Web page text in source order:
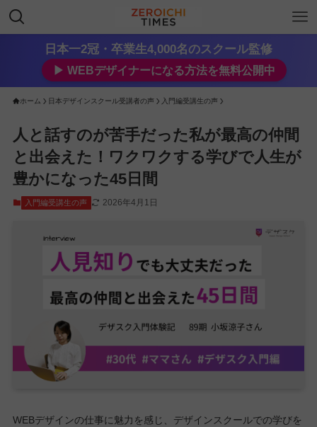
日本一2冠・卒業生4,000名のスクール監修
▶︎ WEBデザイナーになる方法を無料公開中
ホーム 日本デザインスクール受講者の声 入門編受講生の声
人と話すのが苦手だった私が最高の仲間
と出会えた！ワクワクする学びで人生が
豊かになった45日間
入門編受講生の声 2026年4月1日
WEBデザインの仕事に魅力を感じ、デザインスクールでの学びを